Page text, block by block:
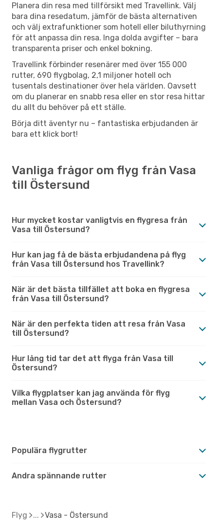
Planera din resa med tillförsikt med Travellink. Välj
bara dina resedatum, jämför de bästa alternativen
och välj extrafunktioner som hotell eller biluthyrning
för att anpassa din resa. Inga dolda avgifter – bara
transparenta priser och enkel bokning.
Travellink förbinder resenärer med över 155 000
rutter, 690 flygbolag, 2,1 miljoner hotell och
tusentals destinationer över hela världen. Oavsett
om du planerar en snabb resa eller en stor resa hittar
du allt du behöver på ett ställe.
Börja ditt äventyr nu – fantastiska erbjudanden är
bara ett klick bort!
Vanliga frågor om flyg från Vasa
till Östersund
Hur mycket kostar vanligtvis en flygresa från
Vasa till Östersund?
Hur kan jag få de bästa erbjudandena på flyg
från Vasa till Östersund hos Travellink?
När är det bästa tillfället att boka en flygresa
från Vasa till Östersund?
När är den perfekta tiden att resa från Vasa
till Östersund?
Hur lång tid tar det att flyga från Vasa till
Östersund?
Vilka flygplatser kan jag använda för flyg
mellan Vasa och Östersund?
Populära flygrutter
Andra spännande rutter
Flyg Vasa - Östersund